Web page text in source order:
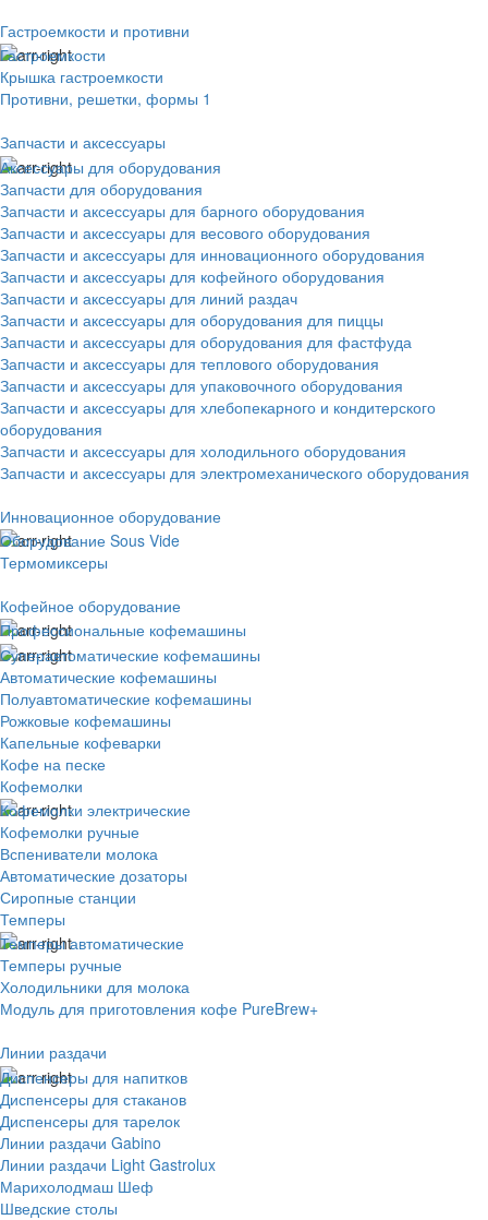
Гастроемкости и противни
Гастроемкости
Крышка гастроемкости
Противни, решетки, формы 1
Запчасти и аксессуары
Аксессуары для оборудования
Запчасти для оборудования
Запчасти и аксессуары для барного оборудования
Запчасти и аксессуары для весового оборудования
Запчасти и аксессуары для инновационного оборудования
Запчасти и аксессуары для кофейного оборудования
Запчасти и аксессуары для линий раздач
Запчасти и аксессуары для оборудования для пиццы
Запчасти и аксессуары для оборудования для фастфуда
Запчасти и аксессуары для теплового оборудования
Запчасти и аксессуары для упаковочного оборудования
Запчасти и аксессуары для хлебопекарного и кондитерского
оборудования
Запчасти и аксессуары для холодильного оборудования
Запчасти и аксессуары для электромеханического оборудования
Инновационное оборудование
Оборудование Sous Vide
Термомиксеры
Кофейное оборудование
Профессиональные кофемашины
Суперавтоматические кофемашины
Автоматические кофемашины
Полуавтоматические кофемашины
Рожковые кофемашины
Капельные кофеварки
Кофе на песке
Кофемолки
Кофемолки электрические
Кофемолки ручные
Вспениватели молока
Автоматические дозаторы
Сиропные станции
Темперы
Темперы автоматические
Темперы ручные
Холодильники для молока
Модуль для приготовления кофе PureBrew+
Линии раздачи
Диспенсеры для напитков
Диспенсеры для стаканов
Диспенсеры для тарелок
Линии раздачи Gabino
Линии раздачи Light Gastrolux
Марихолодмаш Шеф
Шведские столы